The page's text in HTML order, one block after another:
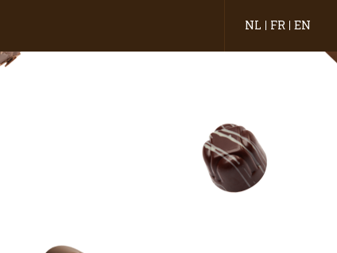
NL FR EN